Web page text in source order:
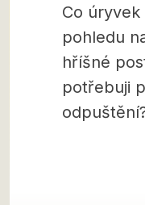
Co
pohledu
hříšné
potřebuji